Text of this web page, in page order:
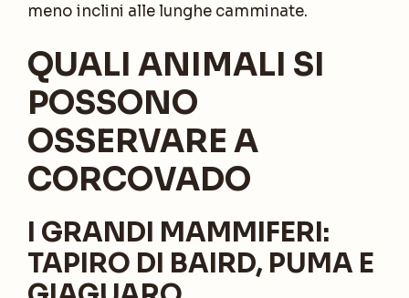
meno inclini alle lunghe camminate.
QUALI ANIMALI SI
POSSONO
OSSERVARE A
CORCOVADO
I GRANDI MAMMIFERI:
TAPIRO DI BAIRD, PUMA E